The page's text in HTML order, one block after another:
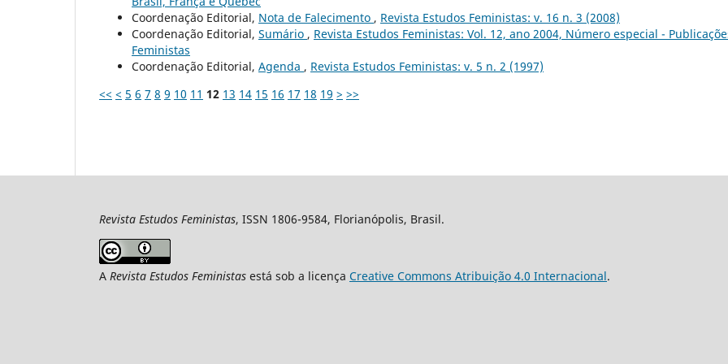
Coordenação Editorial, Nota de Falecimento , Revista Estudos Feministas: v. 16 n. 3 (2008)
Coordenação Editorial, Sumário , Revista Estudos Feministas: Vol. 12, ano 2004, Número especial -
Feministas
Coordenação Editorial, Agenda , Revista Estudos Feministas: v. 5 n. 2 (1997)
<< < 5 6 7 8 9 10 11 12 13 14 15 16 17 18 19 > >>
Revista Estudos Feministas, ISSN 1806-9584, Florianópolis, Brasil.
A Revista Estudos Feministas está sob a licença Creative Commons Atribuição 4.0 Internacional.